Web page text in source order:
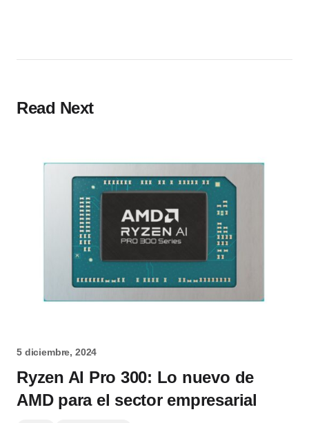
Read Next
5 diciembre, 2024
Ryzen AI Pro 300: Lo nuevo de
AMD para el sector empresarial